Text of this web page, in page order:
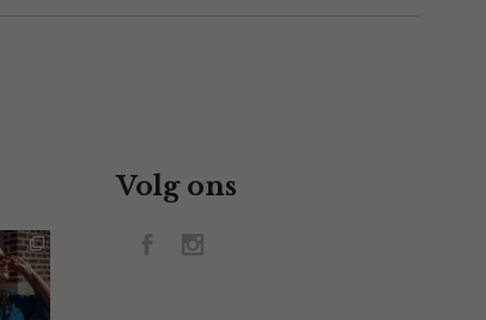
Volg ons